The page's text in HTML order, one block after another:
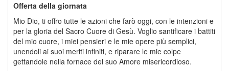
Offerta della giornata
Mio Dio, ti offro tutte le azioni che farò oggi, con le intenzioni e
per la gloria del Sacro Cuore di Gesù. Voglio santificare i battiti
del mio cuore, i miei pensieri e le mie opere più semplici,
unendoli ai suoi meriti infiniti, e riparare le mie colpe
gettandole nella fornace del suo Amore misericordioso.